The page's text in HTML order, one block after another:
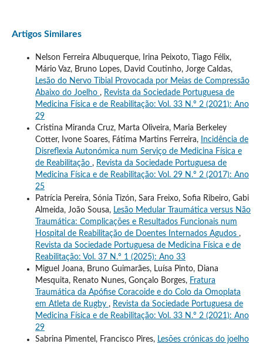
Artigos Similares
Nelson Ferreira Albuquerque, Irina Peixoto, Tiago Félix,
Mário Vaz, Bruno Lopes, David Coutinho, Jorge Caldas,
Lesão do Nervo Tibial Provocada por Meias de Compressão
Abaixo do Joelho , Revista da Sociedade Portuguesa de
Medicina Física e de Reabilitação: Vol. 33 N.º 2 (2021): Ano
29
Cristina Miranda Cruz, Marta Oliveira, Maria Berkeley
Cotter, Ivone Soares, Fátima Martins Ferreira,
Incidência de
Disreflexia Autonómica num Serviço de Medicina Física e
de Reabilitação , Revista da Sociedade Portuguesa de
Medicina Física e de Reabilitação: Vol. 29 N.º 2 (2017): Ano
25
Patrícia Pereira, Sónia Tizón, Sara Freixo, Sofia Ribeiro, Gabi
Almeida, João Sousa, Lesão Medular Traumática versus Não
Traumática: Complicações e Resultados Funcionais num
Hospital de Reabilitação de Doentes Internados Agudos ,
Revista da Sociedade Portuguesa de Medicina Física e de
Reabilitação: Vol. 37 N.º 1 (2025): Ano 33
Miguel Joana, Bruno Guimarães, Luísa Pinto, Diana
Mesquita, Renato Nunes, Gonçalo Borges, Fratura
Traumática da Apófise Coracoide e do Colo da Omoplata
em Atleta de Rugby , Revista da Sociedade Portuguesa de
Medicina Física e de Reabilitação: Vol. 33 N.º 2 (2021): Ano
29
Sabrina Pimentel, Francisco Pires, Lesões crónicas do joelho